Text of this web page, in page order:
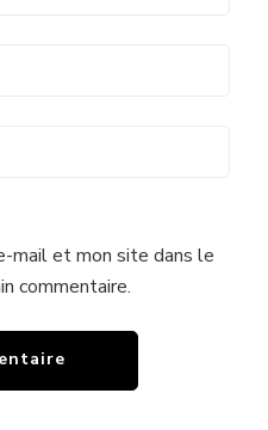
mail et mon site dans le
commentaire.